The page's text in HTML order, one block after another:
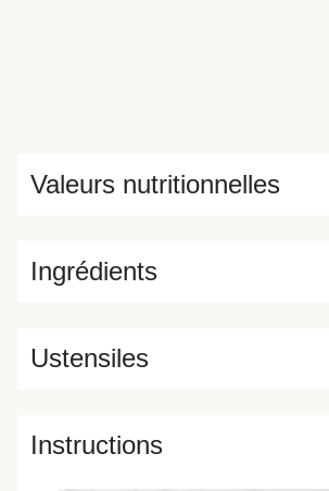
Ingrédients
Valeurs nutritionnelles
Ustensiles
Instructions